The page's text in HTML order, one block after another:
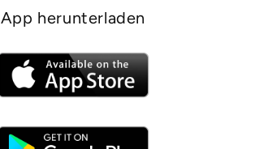
App herunterladen